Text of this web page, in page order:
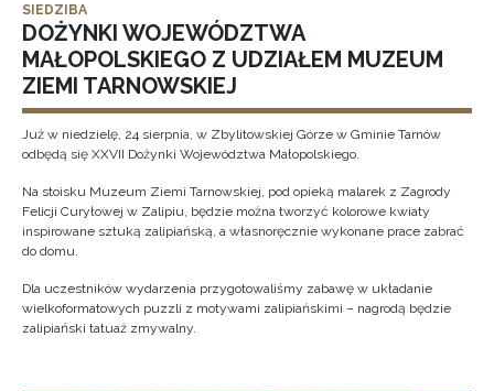
SIEDZIBA
DOŻYNKI WOJEWÓDZTWA
MAŁOPOLSKIEGO Z UDZIAŁEM MUZEUM
ZIEMI TARNOWSKIEJ
Już w niedzielę, 24 sierpnia, w Zbylitowskiej Górze w Gminie Tarnów
odbędą się XXVII Dożynki Województwa Małopolskiego.
Na stoisku Muzeum Ziemi Tarnowskiej, pod opieką malarek z Zagrody
Felicji Curyłowej w Zalipiu, będzie można tworzyć kolorowe kwiaty
inspirowane sztuką zalipiańską, a własnoręcznie wykonane prace zabrać
do domu.
Dla uczestników wydarzenia przygotowaliśmy zabawę w układanie
wielkoformatowych puzzli z motywami zalipiańskimi – nagrodą będzie
zalipiański tatuaż zmywalny.